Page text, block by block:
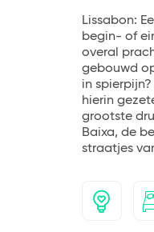
Lissabon:
begin- of
overal
gebouwd
in
hierin
grootste
Baixa, de
straatjes